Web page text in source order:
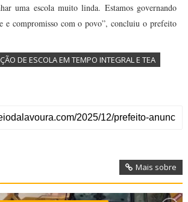
uma escola muito linda. Estamos governando
e compromisso com o povo”, concluiu o prefeito
DE ESCOLA EM TEMPO INTEGRAL E TEA
Mais sobre